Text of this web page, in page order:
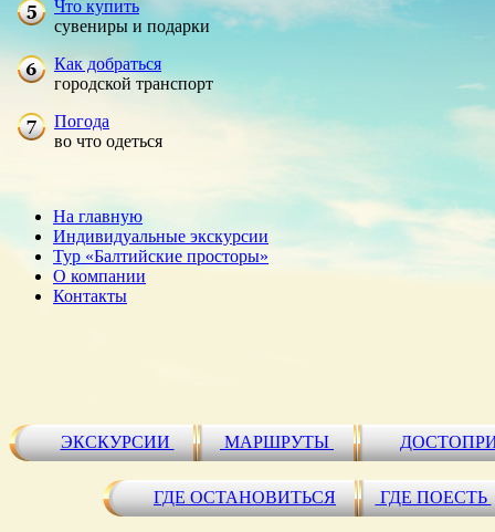
Что купить
сувениры и подарки
Как добраться
городской транспорт
Погода
во что одеться
На главную
Индивидуальные экскурсии
Тур «Балтийские просторы»
О компании
Контакты
ЭКСКУРСИИ МАРШРУТЫ
ГДЕ ОСТАНОВИТЬСЯ ГДЕ ПОЕСТЬ